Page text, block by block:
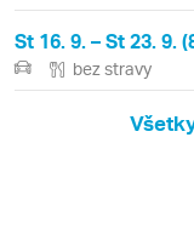
St 16. 9. – St 23. 9.
bez stravy